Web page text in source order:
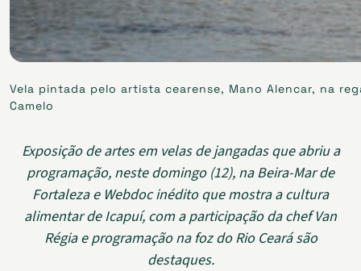
Vela pintada pelo artista cearense, Mano Alencar, na
Camelo
Exposição de artes em velas de jangadas que abriu a
programação, neste domingo (12), na Beira-Mar de
Fortaleza e Webdoc inédito que mostra a cultura
alimentar de Icapuí, com a participação da chef Van
Régia e programação na foz do Rio Ceará são
destaques.